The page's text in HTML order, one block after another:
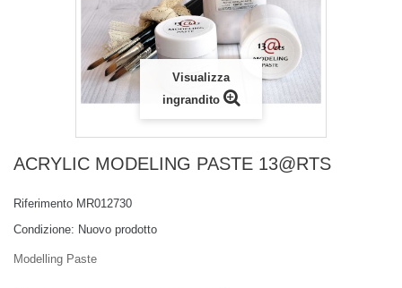
Visualizza
ingrandito
ACRYLIC MODELING PASTE 13@RTS
Riferimento MR012730
Condizione: Nuovo prodotto
Modelling Paste